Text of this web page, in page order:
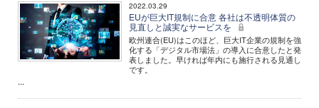
2022.03.29
EUが巨大IT規制に合意 各社は不透明体質の
見直しと誠実なサービスを
欧州連合(EU)はこのほど、巨大IT企業の規制を強
化する「デジタル市場法」の導入に合意したと発
表しました。早ければ年内にも施行される見通し
です。
...